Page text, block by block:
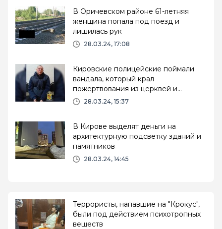
В Оричевском районе 61-летняя
женщина попала под поезд и
лишилась рук
28.03.24, 17:08
Кировские полицейские поймали
вандала, который крал
пожертвования из церквей и
часовен
28.03.24, 15:37
В Кирове выделят деньги на
архитектурную подсветку зданий и
памятников
28.03.24, 14:45
Террористы, напавшие на "Крокус",
были под действием психотропных
веществ